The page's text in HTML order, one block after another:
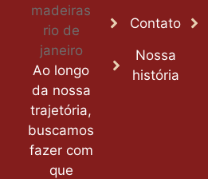
Ao longo
da nossa
trajetória,
buscamos
fazer com
que
Contato
Nossa
história